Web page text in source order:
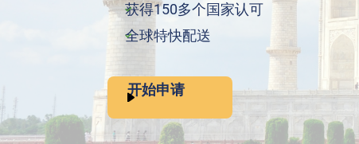
获得150多个国家认可
全球特快配送
开始申请